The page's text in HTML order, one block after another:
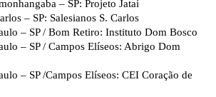
– SP: Projeto Jataí
– SP: Salesianos S. Carlos
– SP / Bom Retiro: Instituto Dom Bosco
– SP / Campos Elíseos: Abrigo Dom
– SP /Campos Elíseos: CEI Coração de